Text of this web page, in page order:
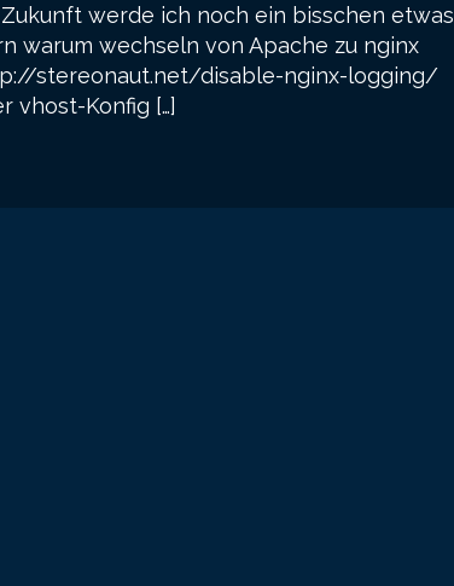
werde ich noch ein bisschen etwas
warum wechseln von Apache zu nginx
stereonaut.net/disable-nginx-logging/
vhost-Konfig […]